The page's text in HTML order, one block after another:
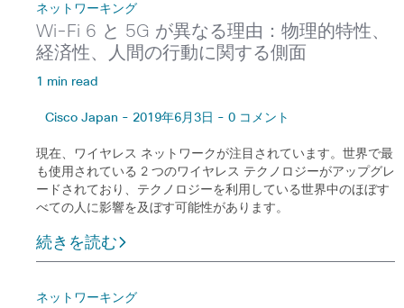
ネットワーキング
Wi-Fi 6 と 5G が異なる理由：物理的特性、
経済性、人間の行動に関する側面
1 min read
Cisco Japan - 2019年6月3日 - 0 コメント
現在、ワイヤレス ネットワークが注目されています。世界で最
も使用されている 2 つのワイヤレス テクノロジーがアップグレ
ードされており、テクノロジーを利用している世界中のほぼす
べての人に影響を及ぼす可能性があります。
続きを読む
ネットワーキング